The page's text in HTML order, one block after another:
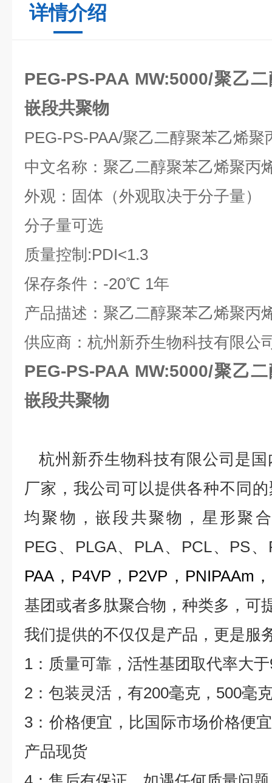
详情介绍
PEG-PS-PAA MW:5000/聚乙
嵌段共聚物
PEG-PS-PAA/聚乙二醇聚苯乙烯聚
中文名称：聚乙二醇聚苯乙烯聚丙
外观：固体（外观取决于分子量）
分子量可选
质量控制 :PDI<1.3
保存条件： -20℃ 1年
产品描述：聚乙二醇聚苯乙烯聚丙
供应商：杭州新乔生物科技有限公
PEG-PS-PAA MW:5000/聚乙
嵌段共聚物
杭州新乔生物科技有限公司是
厂家，我公司可以提供各种不同
均聚物，嵌段共聚物，星形聚
PEG、 PLGA、 PLA、 PCL、 PS、
PAA， P4VP ， P2VP ， PNIPAAm ，
基团或者多肽聚合物，种类多，可
我们提供的不仅仅是产品，更是服
1 ：质量可靠，活性基团取代率大于
2 ：包装灵活，有200毫克， 500毫
3 ：价格便宜，比国际市场价格便宜
产品现货